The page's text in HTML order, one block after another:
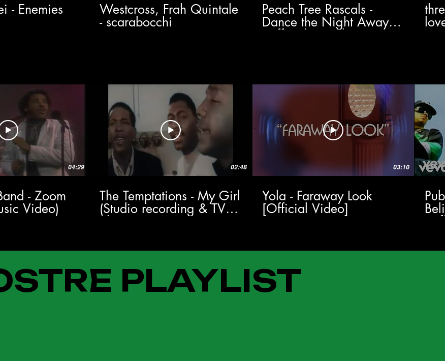
- Enemies Westcross, Frah Quintale
- scarabocchi
Peach Tree Rascals -
Dance the Night Away
(Official Visualizer)
04:29
- Zoom
Video)
02:48
The Temptations - My Girl
(Studio recording & TV
Show 1964) HD
03:10
Yola - Faraway Look
[Official Video]
PLAYLIST